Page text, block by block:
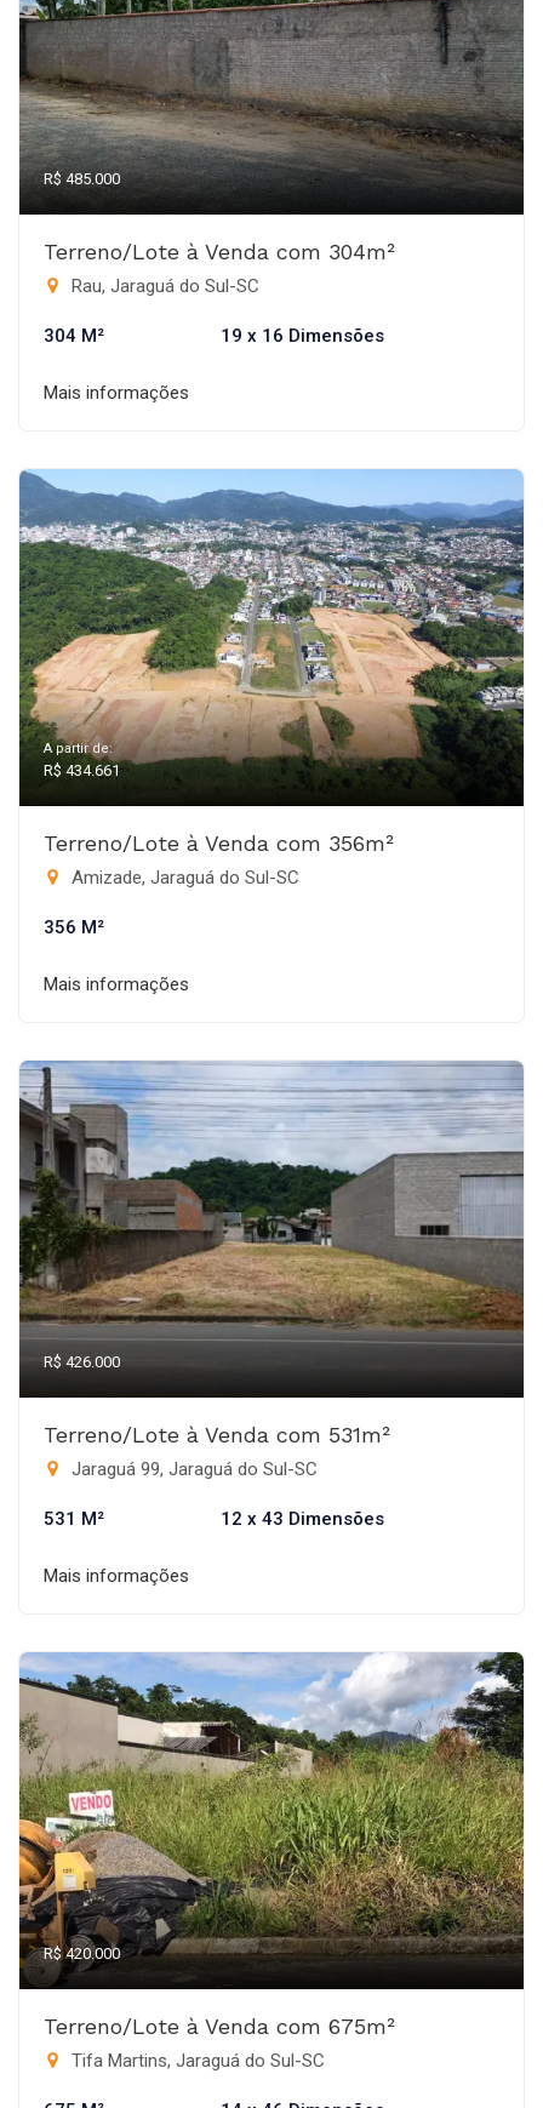
R$ 485.000
Terreno/Lote à Venda com 304m²
Rau, Jaraguá do Sul-SC
304 M² 19 x 16 Dimensões
Mais informações
A partir de:
R$ 434.661
Terreno/Lote à Venda com 356m²
Amizade, Jaraguá do Sul-SC
356 M²
Mais informações
R$ 426.000
Terreno/Lote à Venda com 531m²
Jaraguá 99, Jaraguá do Sul-SC
531 M² 12 x 43 Dimensões
Mais informações
R$ 420.000
Terreno/Lote à Venda com 675m²
Tifa Martins, Jaraguá do Sul-SC